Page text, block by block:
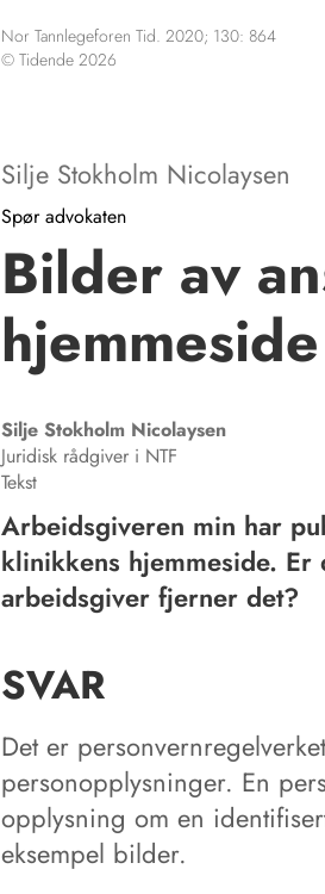
Nor Tannlegeforen Tid. 2020; 130: 864
© Tidende 2026
Silje Stokholm Nicolaysen
Spør advokaten
Bilder av
hjemmeside
Silje Stokholm Nicolaysen
Juridisk rådgiver i NTF
Tekst
Arbeidsgiveren min har
klinikkens hjemmeside.
arbeidsgiver fjerner det?
SVAR
Det er
personopplysninger. En
opplysning om en
eksempel bilder.